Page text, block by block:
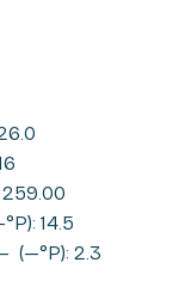
14.5
(—°P): 2.3